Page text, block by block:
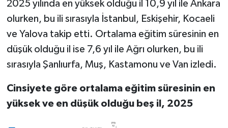
2025 yılında en yüksek olduğu il 10,9 yıl ile Ankara
olurken, bu ili sırasıyla İstanbul, Eskişehir, Kocaeli
ve Yalova takip etti. Ortalama eğitim süresinin en
düşük olduğu il ise 7,6 yıl ile Ağrı olurken, bu ili
sırasıyla Şanlıurfa, Muş, Kastamonu ve Van izledi.
Cinsiyete göre ortalama eğitim süresinin en
yüksek ve en düşük olduğu beş il, 2025